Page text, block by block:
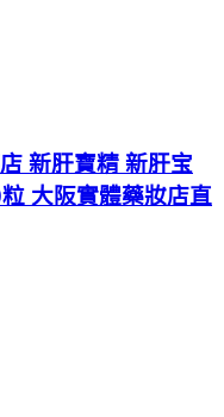
新肝寶精 新肝宝
大阪實體藥妝店直